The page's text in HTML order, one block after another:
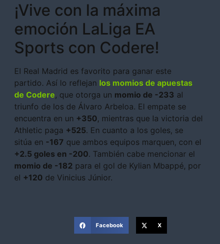
¡Vive con la máxima
emoción LaLiga EA
Sports con Codere!
El Real Madrid es favorito para ganar este
partido. Así lo reflejan los momios de apuestas
de Codere, que otorga un momio de -233 al
triunfo de los de Álvaro Arbeloa. El empate se
encuentra en un +350, mientras que la victoria del
Athletic paga +525. En cuanto a los goles, se
sitúa en -167 que ambos equipos marquen, con el
+2.5 goles en -200. También cabe mencionar el
momio de -182 para el gol de Kylian Mbappé, por
el +120 de Vinicius Júnior.
Facebook X